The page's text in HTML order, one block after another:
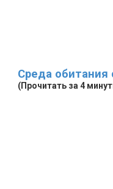
Среда обитания
(Прочитать за 4